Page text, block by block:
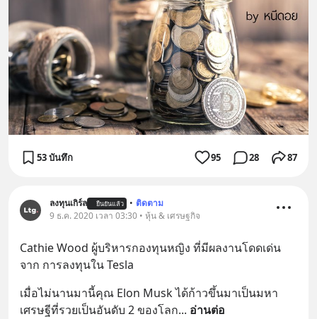
53 บันทึก 95 28 87
ลงทุนเกิร์ล ยืนยันแล้ว • ติดตาม
9 ธ.ค. 2020 เวลา 03:30 • หุ้น & เศรษฐกิจ
Cathie Wood ผู้บริหารกองทุนหญิง ที่มีผลงานโดดเด่น
จาก การลงทุนใน Tesla
เมื่อไม่นานมานี้คุณ Elon Musk ได้ก้าวขึ้นมาเป็นมหา
เศรษฐีที่รวยเป็นอันดับ 2 ของโลก... อ่านต่อ